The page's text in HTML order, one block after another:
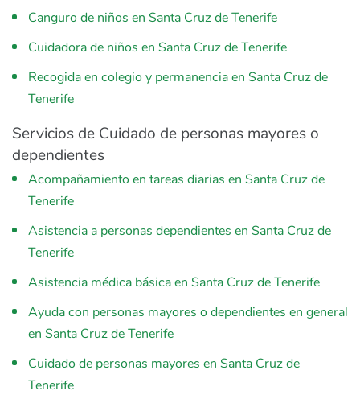
Canguro de niños en Santa Cruz de Tenerife
Cuidadora de niños en Santa Cruz de Tenerife
Recogida en colegio y permanencia en Santa Cruz de
Tenerife
Servicios de Cuidado de personas mayores o
dependientes
Acompañamiento en tareas diarias en Santa Cruz de
Tenerife
Asistencia a personas dependientes en Santa Cruz de
Tenerife
Asistencia médica básica en Santa Cruz de Tenerife
Ayuda con personas mayores o dependientes en general
en Santa Cruz de Tenerife
Cuidado de personas mayores en Santa Cruz de
Tenerife